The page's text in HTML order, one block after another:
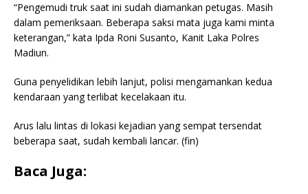
“Pengemudi truk saat ini sudah diamankan petugas. Masih
dalam pemeriksaan. Beberapa saksi mata juga kami minta
keterangan,” kata Ipda Roni Susanto, Kanit Laka Polres
Madiun.
Guna penyelidikan lebih lanjut, polisi mengamankan kedua
kendaraan yang terlibat kecelakaan itu.
Arus lalu lintas di lokasi kejadian yang sempat tersendat
beberapa saat, sudah kembali lancar. (fin)
Baca Juga: